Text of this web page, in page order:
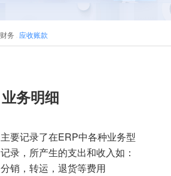
财务 应收账款
业务明细
主要记录了在ERP中各种业务型
记录，所产生的支出和收入如：
分销，转运，退货等费用